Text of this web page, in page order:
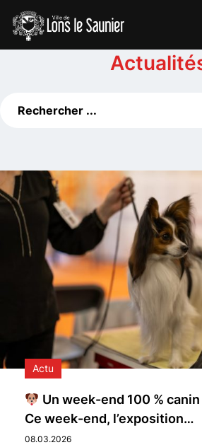
Actu
Un week-end 100 %
Ce week-end, l’exposition…
08.03.2026